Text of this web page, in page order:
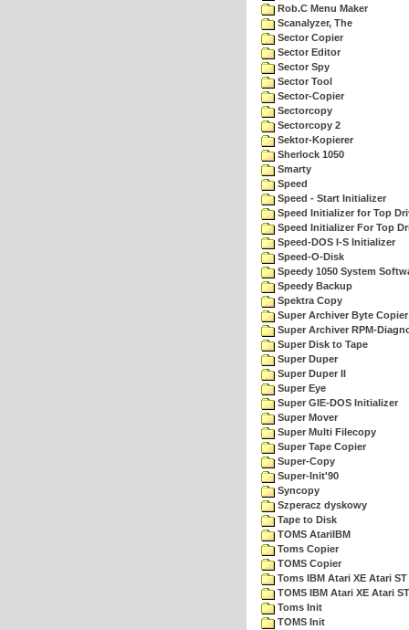
Rob.C Menu Maker
Scanalyzer, The
Sector Copier
Sector Editor
Sector Spy
Sector Tool
Sector-Copier
Sectorcopy
Sectorcopy 2
Sektor-Kopierer
Sherlock 1050
Smarty
Speed
Speed - Start Initializer
Speed Initializer for Top
Speed Initializer For Top
Speed-DOS I-S Initializer
Speed-O-Disk
Speedy 1050 System
Speedy Backup
Spektra Copy
Super Archiver Byte Copier
Super Archiver RPM-
Super Disk to Tape
Super Duper
Super Duper II
Super Eye
Super GIE-DOS Initializer
Super Mover
Super Multi Filecopy
Super Tape Copier
Super-Copy
Super-Init'90
Syncopy
Szperacz dyskowy
Tape to Disk
TOMS AtariIBM
Toms Copier
TOMS Copier
Toms IBM Atari XE Atari ST
TOMS IBM Atari XE Atari ST
Toms Init
TOMS Init